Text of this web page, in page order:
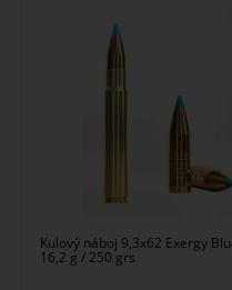
Kulový náboj 9,3x62 Exergy
16,2 g / 250 grs